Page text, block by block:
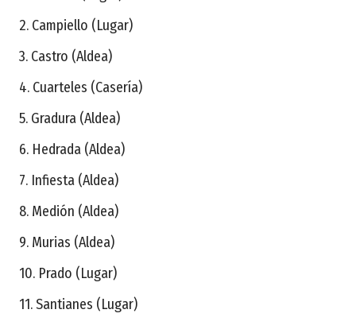
2. Campiello (Lugar)
3. Castro (Aldea)
4. Cuarteles (Casería)
5. Gradura (Aldea)
6. Hedrada (Aldea)
7. Infiesta (Aldea)
8. Medión (Aldea)
9. Murias (Aldea)
10. Prado (Lugar)
11. Santianes (Lugar)